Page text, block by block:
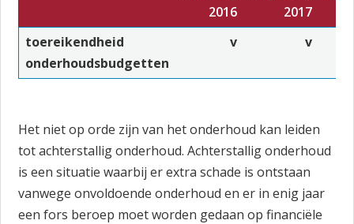
2016
2017
toereikendheid
onderhoudsbudgetten
v v
Het niet op orde zijn van het onderhoud kan leiden
tot achterstallig onderhoud. Achterstallig onderhoud
is een situatie waarbij er extra schade is ontstaan
vanwege onvoldoende onderhoud en er in enig jaar
een fors beroep moet worden gedaan op financiële